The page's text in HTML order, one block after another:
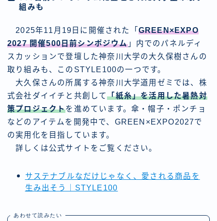
組みも
2025年11月19日に開催された「 GREEN×EXPO
2027 開催500日前シンポジウム」内でのパネルディ
スカッションで登壇した神奈川大学の大久保樹さんの
取り組みも、このSTYLE100の一つです。
大久保さんの所属する神奈川大学道用ゼミでは、株
式会社ダイイチと共創して「紙糸」を活用した暑熱対
策プロジェクトを進めています。傘・帽子・ポンチョ
などのアイテムを開発中で、GREEN×EXPO2027で
の実用化を目指しています。
詳しくは公式サイトをご覧ください。
サステナブルなだけじゃなく、愛される商品を
生み出そう｜STYLE100
あわせて読みたい